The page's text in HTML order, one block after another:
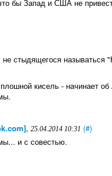
бы Запад и США не
стыдящегося
кисель - начинает
,25.04.2014 10:31 (#)
и с совестью.